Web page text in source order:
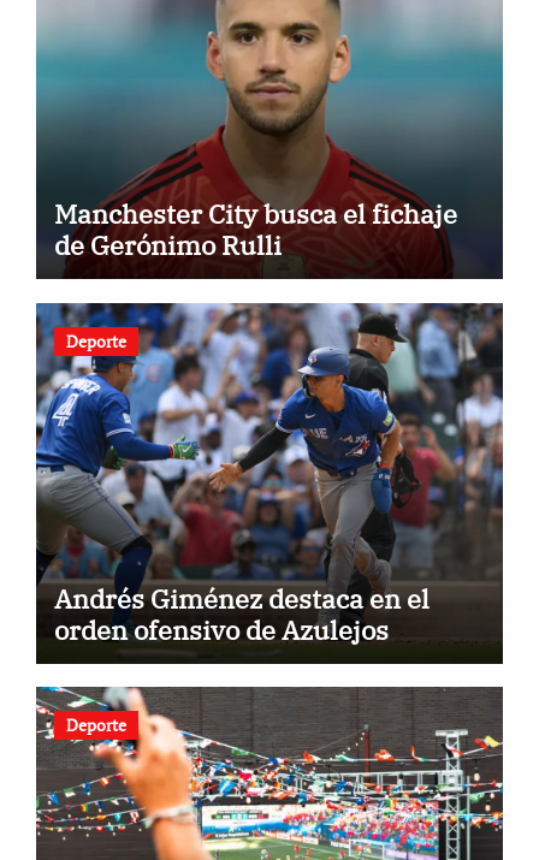
Manchester City busca el fichaje
de Gerónimo Rulli
Deporte
Andrés Giménez destaca en el
orden ofensivo de Azulejos
Deporte